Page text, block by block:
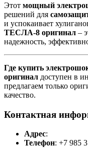
Этот мощный
решений для
и успокаивает
ТЕСЛА-8 оригинал –
надежность,
Где купить
оригинал доступен в
предлагаем только
качество.
Контактная
Адрес:
Телефон: +7 985